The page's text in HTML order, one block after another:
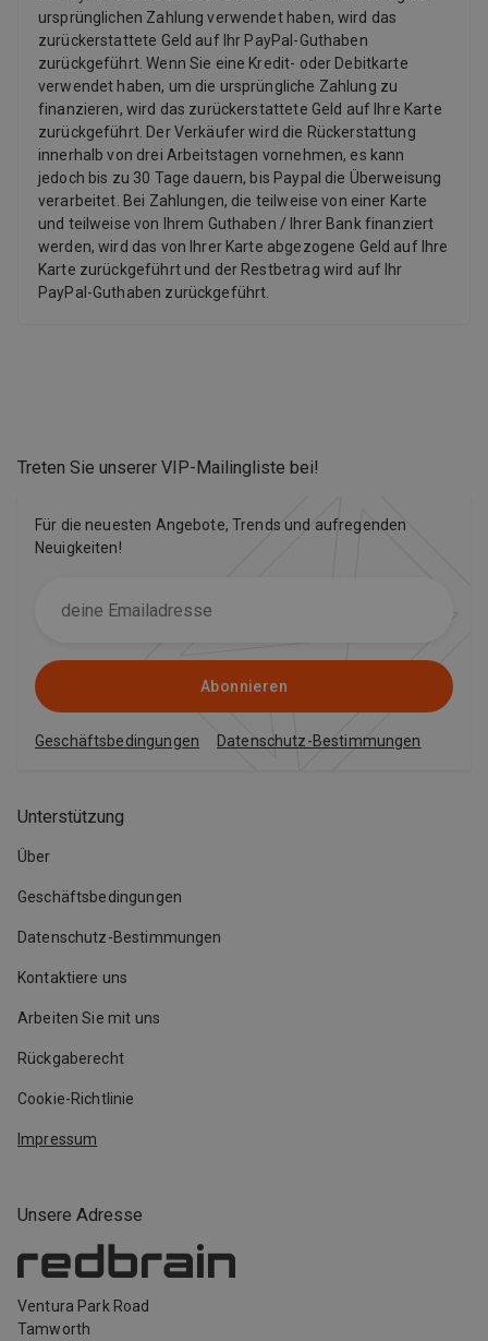
ursprünglichen Zahlung verwendet haben, wird das
zurückerstattete Geld auf Ihr PayPal-Guthaben
zurückgeführt. Wenn Sie eine Kredit- oder Debitkarte
verwendet haben, um die ursprüngliche Zahlung zu
finanzieren, wird das zurückerstattete Geld auf Ihre Karte
zurückgeführt. Der Verkäufer wird die Rückerstattung
innerhalb von drei Arbeitstagen vornehmen, es kann
jedoch bis zu 30 Tage dauern, bis Paypal die Überweisung
verarbeitet. Bei Zahlungen, die teilweise von einer Karte
und teilweise von Ihrem Guthaben / Ihrer Bank finanziert
werden, wird das von Ihrer Karte abgezogene Geld auf Ihre
Karte zurückgeführt und der Restbetrag wird auf Ihr
PayPal-Guthaben zurückgeführt.
Unsere Adresse
Ventura Park Road
Tamworth
Unterstützung
Über
Geschäftsbedingungen
Datenschutz-Bestimmungen
Kontaktiere uns
Arbeiten Sie mit uns
Rückgaberecht
Cookie-Richtlinie
Impressum
Treten Sie unserer VIP-Mailingliste bei!
Für die neuesten Angebote, Trends und aufregenden
Neuigkeiten!
Abonnieren
Geschäftsbedingungen Datenschutz-Bestimmungen